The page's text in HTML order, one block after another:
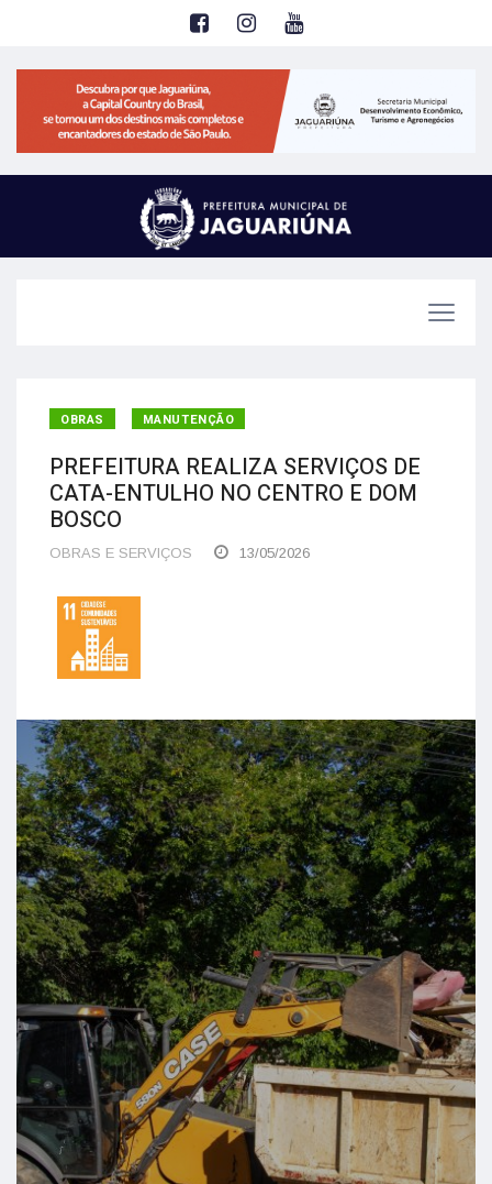
OBRAS MANUTENÇÃO
PREFEITURA REALIZA SERVIÇOS DE
CATA-ENTULHO NO CENTRO E DOM
BOSCO
OBRAS E SERVIÇOS 13/05/2026